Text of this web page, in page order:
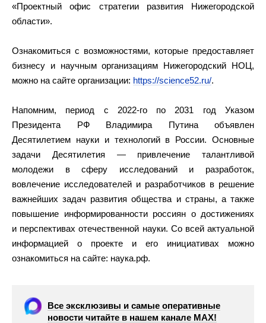
«Проектный офис стратегии развития Нижегородской
области».
Ознакомиться с возможностями, которые предоставляет
бизнесу и научным организациям Нижегородский НОЦ,
можно на сайте организации: https://science52.ru/.
Напомним, период с 2022-го по 2031 год Указом
Президента РФ Владимира Путина объявлен
Десятилетием науки и технологий в России. Основные
задачи Десятилетия — привлечение талантливой
молодежи в сферу исследований и разработок,
вовлечение исследователей и разработчиков в решение
важнейших задач развития общества и страны, а также
повышение информированности россиян о достижениях
и перспективах отечественной науки. Со всей актуальной
информацией о проекте и его инициативах можно
ознакомиться на сайте: наука.рф.
Все эксклюзивы и самые оперативные
новости читайте в нашем канале МАХ!